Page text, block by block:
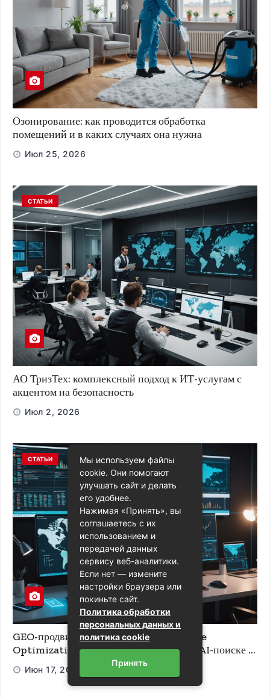
Озонирование: как проводится обработка
помещений и в каких случаях она нужна
Июл 25, 2026
СТАТЬИ
АО ТризТех: комплексный подход к ИТ-услугам с
акцентом на безопасность
Июл 2, 2026
СТАТЬИ
GEO-продвижение и Generative Engine
Optimization: Как вывести ваш сайт в AI-поиске и
ChatGPT
Июн 17, 2026
Мы используем файлы
cookie. Они помогают
улучшать сайт и делать
его удобнее.
Нажимая «Принять», вы
соглашаетесь с их
использованием и
передачей данных
сервису веб-аналитики.
Если нет — измените
настройки браузера или
покиньте сайт.
Политика обработки
персональных данных и
политика cookie
Принять